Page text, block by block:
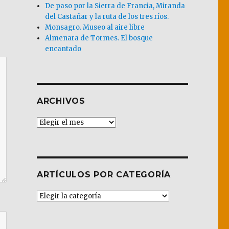
De paso por la Sierra de Francia, Miranda
del Castañar y la ruta de los tres ríos.
Monsagro. Museo al aire libre
Almenara de Tormes. El bosque
encantado
ARCHIVOS
Archivos
ARTÍCULOS POR CATEGORÍA
Artículos